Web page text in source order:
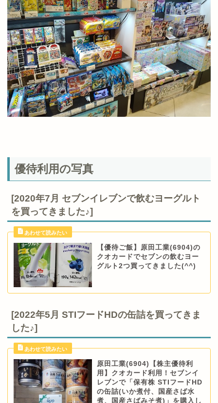
優待利用の写真
[2020年7月 セブンイレブンで飲むヨーグルト
を買ってきました♪]
【優待ご飯】原田工業(6904)の
クオカードでセブンの飲むヨー
グルト2つ買ってきました(^^)
[2022年5月 STIフードHDの缶詰を買ってきま
した♪]
原田工業(6904)【株主優待利
用】クオカード利用！セブンイ
レブンで「保有株 STIフードHD
の缶詰(いか煮付、国産さば水
煮、国産さばみそ煮)」を購入し